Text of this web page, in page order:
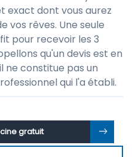
exact dont vous aurez
vos rêves. Une seule
pour recevoir les 3
qu'un devis est en
ne constitue pas un
qui l'a établi.
gratuit